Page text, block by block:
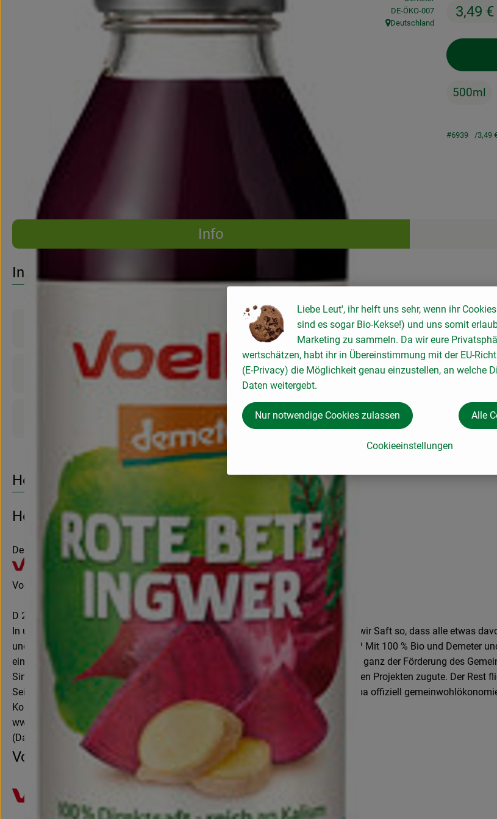
3,49 €
, Kontrollstelle:
DE-ÖKO-007
, Herkunft:
Deutschland
500ml
#6939 3,49
Rezepte
Info
Info
Produktinformationen
Herkunft
Hersteller: Voelkel
Deutschland
Voelkel GmbH
D 29478 Höhbeck
In unserer familiengeführten Naturkostsafterei im Norden Deutschlands machen wir Saft so, dass alle etwas
und besonders die Natur – und das seit mehr als 85 Jahren. Wie wir das machen? Mit 100 % Bio und Demeter
einiger Weniger, sondern gehört zwei gemeinnützigen Stiftungen, die sich voll und ganz der Förderung des
Sinne kommt ein fester Teil unseres Gewinns ökologischen, sozialen und kulturellen Projekten zugute. Der Rest
Seit 2020 sind wir als eines von wenigen mittelständischen Unternehmen in Europa offiziell
Kontrollnummer DE-NI-007-05193-BCD
www.voelkeljuice.de
(Daten von Ecoinform)
Voelkel
Liebe Leut', ihr helft uns sehr, wenn ihr
sind es sogar Bio-Kekse!) und uns somit
Marketing zu sammeln. Da wir eure
wertschätzen, habt ihr in Übereinstimmung mit der EU-
(E-Privacy) die Möglichkeit genau einzustellen, an welche
Daten weitergebt.
Cookieeinstellungen
Nur notwendige Cookies zulassen Alle